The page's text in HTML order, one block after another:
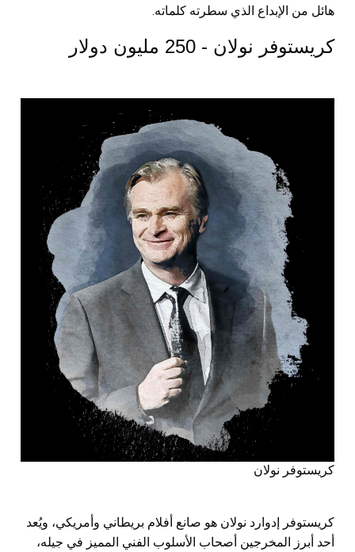
هائل من الإبداع الذي سطرته كلماته.
كريستوفر نولان - 250 مليون دولار
كريستوفر نولان
كريستوفر إدوارد نولان هو صانع أفلام بريطاني وأمريكي، ويُعد
أحد أبرز المخرجين أصحاب الأسلوب الفني المميز في جيله،